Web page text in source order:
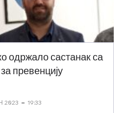
одржало састанак са
превенцију
2023 - 19:33